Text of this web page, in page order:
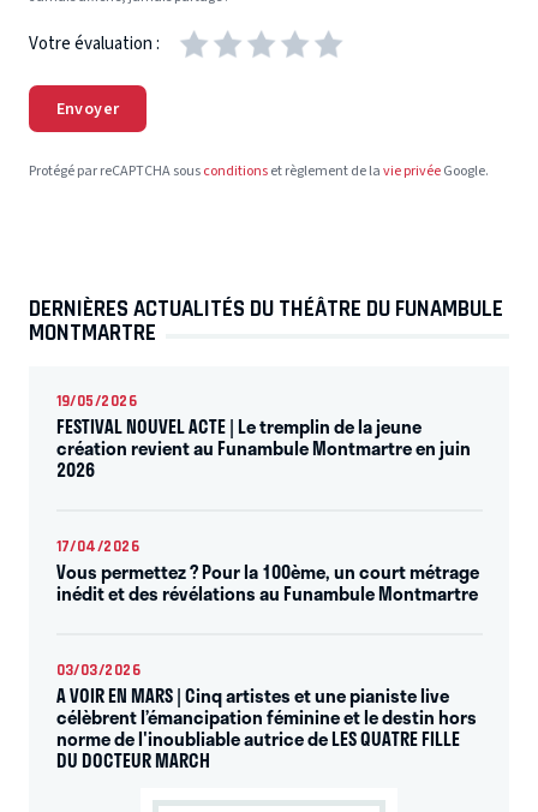
Votre évaluation :
Envoyer
Protégé par reCAPTCHA sousconditionset règlement de lavie privéeGoogle.
DERNIÈRES ACTUALITÉS DU THÉÂTRE DU FUNAMBULE
MONTMARTRE
19/05/2026
FESTIVAL NOUVEL ACTE | Le tremplin de la jeune
création revient au Funambule Montmartre en juin
2026
17/04/2026
Vous permettez ? Pour la 100ème, un court métrage
inédit et des révélations au Funambule Montmartre
03/03/2026
A VOIR EN MARS | Cinq artistes et une pianiste live
célèbrent l’émancipation féminine et le destin hors
norme de l'inoubliable autrice de LES QUATRE FILLE
DU DOCTEUR MARCH